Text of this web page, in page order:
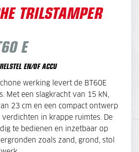
TRILSTAMPER
E
EN/OF ACCU
werking levert de BT60E
Met een slagkracht van 15 kN,
23 cm en een compact ontwerp
verdichten in krappe ruimtes. De
te bedienen en inzetbaar op
zoals zand, grond, stol